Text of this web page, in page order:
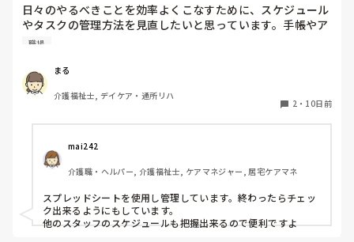
日々のやるべきことを効率よくこなすために、スケジュール
やタスクの管理方法を見直したいと思っています。手帳やア
プリ、チェックリストなど、みなさんが実践している工夫や
常のスケジュール調整をスムーズに行うためのコツは何です
か？
職場
まる
介護福祉士, デイケア・通所リハ
2 ・ 10日前
mai242
介護職・ヘルパー, 介護福祉士, ケアマネジャー, 居宅ケアマネ
スプレッドシートを使用し管理しています。終わったらチェッ
ク出来るようにもしています。
他のスタッフのスケジュールも把握出来るので便利ですよ